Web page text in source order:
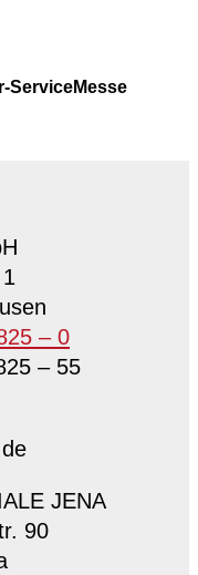
ServiceMesse
– 0
– 55
JENA
90